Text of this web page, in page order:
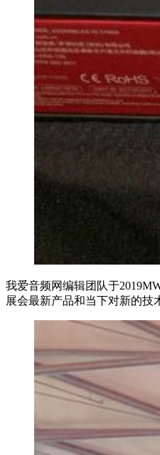
我爱音频网编辑团队于
展会最新产品和当下对新的技